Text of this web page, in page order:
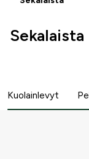
Sekalaista
Kuolainlevyt